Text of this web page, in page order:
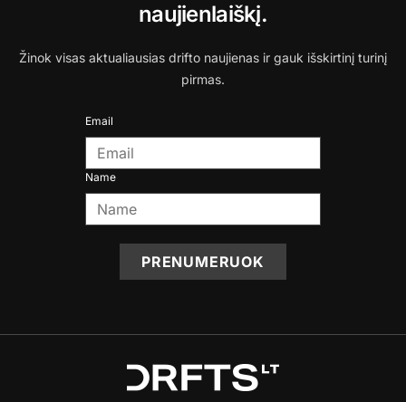
naujienlaiškį.
Žinok visas aktualiausias drifto naujienas ir gauk išskirtinį turinį
pirmas.
Email
Name
PRENUMERUOK